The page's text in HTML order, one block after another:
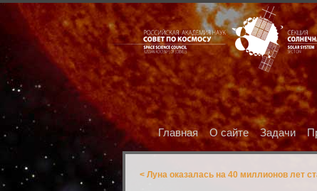
Главная О сайте Задачи
< Луна оказалась на 40 миллионов лет